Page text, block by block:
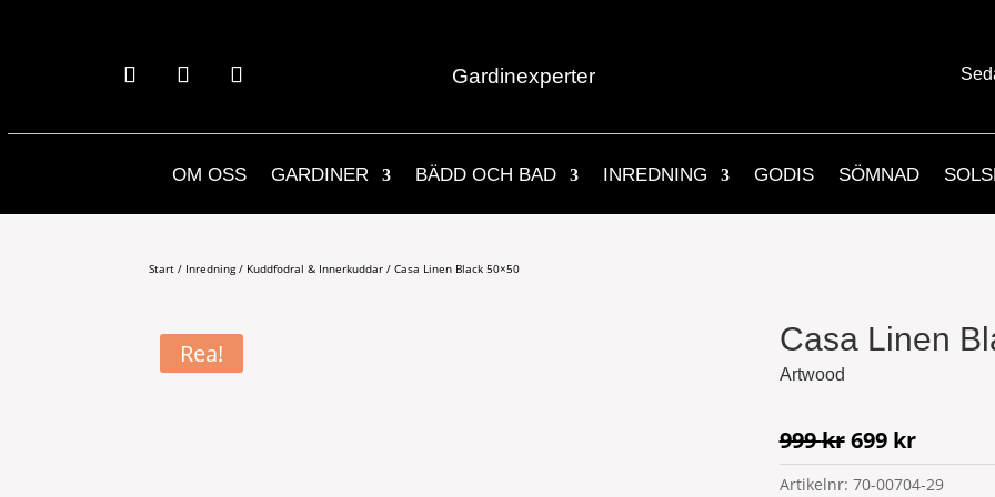
Gardinexperter
OM OSS GARDINER BÄDD OCH BAD INREDNING GODIS SÖMNAD
Start / Inredning/ Kuddfodral & Innerkuddar / Casa Linen Black 50×50
Rea! Casa Linen
Artwood
999kr Det
ursprungliga
priset
699 krDet
priset
Artikelnr: 70-00704-29